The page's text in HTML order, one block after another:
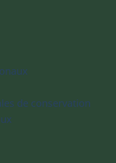
de conservation